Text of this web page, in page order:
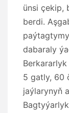
ünsi çekip,
berdi.
dabaraly
5 gatly, 60
jaýlarynyň